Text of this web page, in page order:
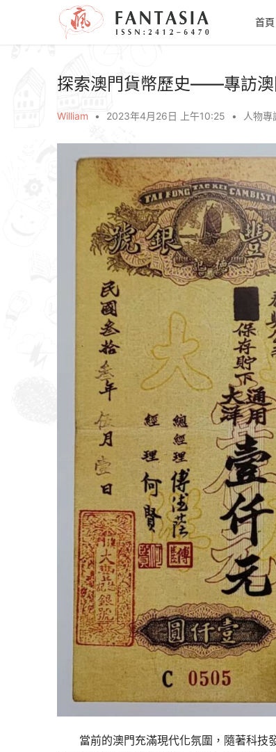
首頁
探索澳門貨幣歷史——專訪澳
William • 2023年4月26日 上午10:25 • 人物專
當前的澳門充滿現代化氛圍，隨著科技